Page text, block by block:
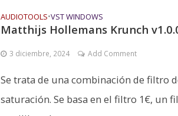
AUDIOTOOLS•VST WINDOWS
Matthijs Hollemans Krunch
3 diciembre, 2024 Add Comment
Se trata de una combinación de filtro
saturación. Se basa en el filtro 1€, un